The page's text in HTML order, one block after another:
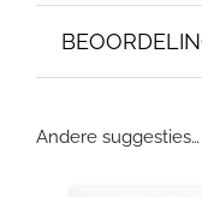
Andere suggesties…